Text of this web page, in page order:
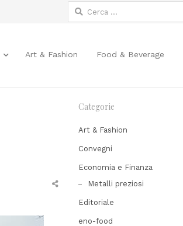
Ricerca
per:
Art & Fashion Food & Beverage
Share
Categorie
Art & Fashion
Convegni
Economia e Finanza
Metalli preziosi
Editoriale
eno-food